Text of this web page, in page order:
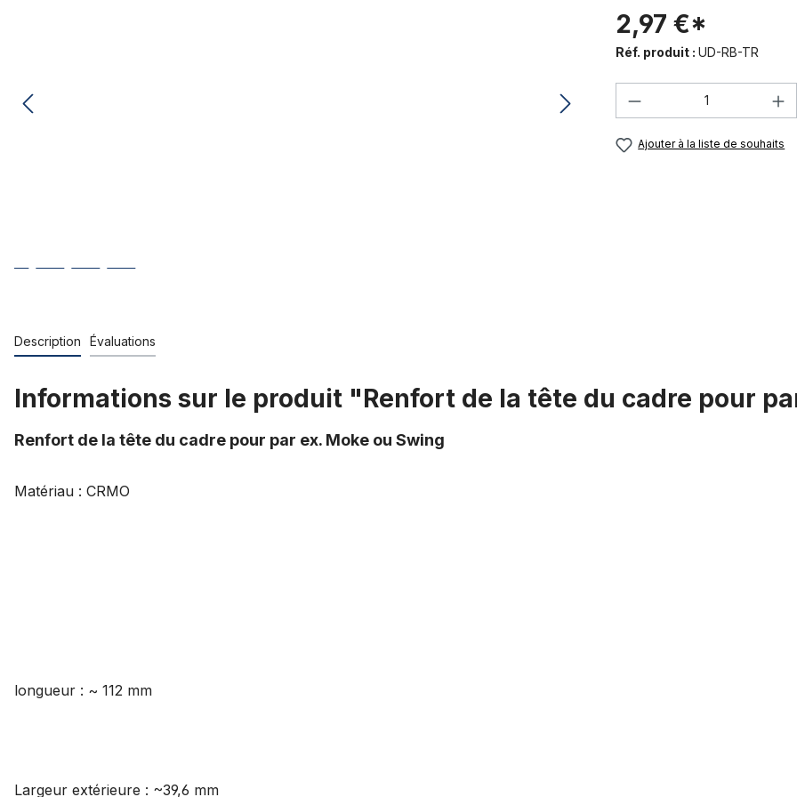
2,97 €*
Réf. produit : UD-RB-TR
Quantité de
Ajouter à la liste de souhaits
Description Évaluations
Informations sur le produit "Renfort de la tête du cadre pour
Renfort de la tête du cadre pour par ex. Moke ou Swing
Matériau : CRMO
longueur : ~ 112 mm
Largeur extérieure : ~39,6 mm